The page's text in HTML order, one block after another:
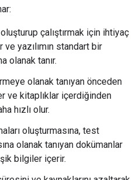
çalıştırmak için ihtiyaç
yazılımın standart bir
olanak tanır.
olanak tanıyan önceden
ve kitaplıklar içerdiğinden
hızlı olur.
oluşturmasına, test
olanak tanıyan dokümanlar
bilgiler içerir.